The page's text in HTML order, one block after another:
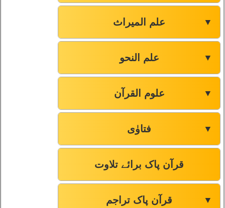
علم المیراث ▼
علم النحو ▼
علوم القرآن ▼
فتاوٰی ▼
قرآن پاک برائے تلاوت
قرآن پاک تراجم ▼